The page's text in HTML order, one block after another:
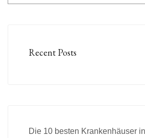
Recent Posts
Die 10 besten Krankenhäuser